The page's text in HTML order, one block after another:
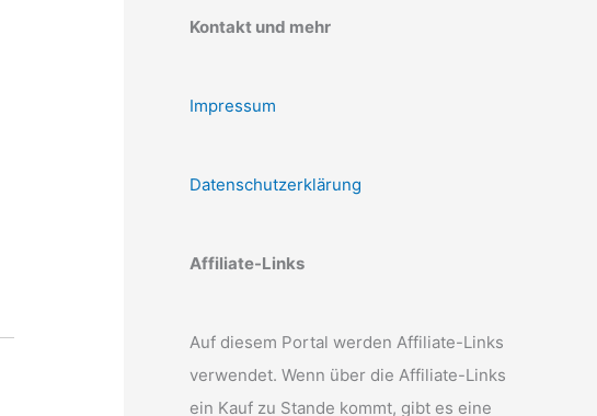
Kontakt und mehr
Impressum
Datenschutzerklärung
Affiliate-Links
Auf diesem Portal werden Affiliate-Links
verwendet. Wenn über die Affiliate-Links
ein Kauf zu Stande kommt, gibt es eine